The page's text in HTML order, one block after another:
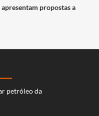
propostas a
petróleo da